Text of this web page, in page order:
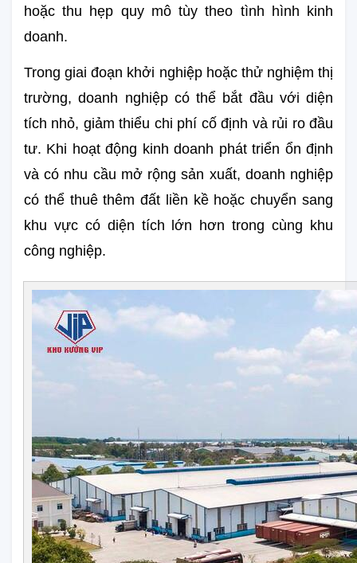
hoặc thu hẹp quy mô tùy theo tình hình kinh
doanh.
Trong giai đoạn khởi nghiệp hoặc thử nghiệm thị
trường, doanh nghiệp có thể bắt đầu với diện
tích nhỏ, giảm thiểu chi phí cố định và rủi ro đầu
tư. Khi hoạt động kinh doanh phát triển ổn định
và có nhu cầu mở rộng sản xuất, doanh nghiệp
có thể thuê thêm đất liền kề hoặc chuyển sang
khu vực có diện tích lớn hơn trong cùng khu
công nghiệp.